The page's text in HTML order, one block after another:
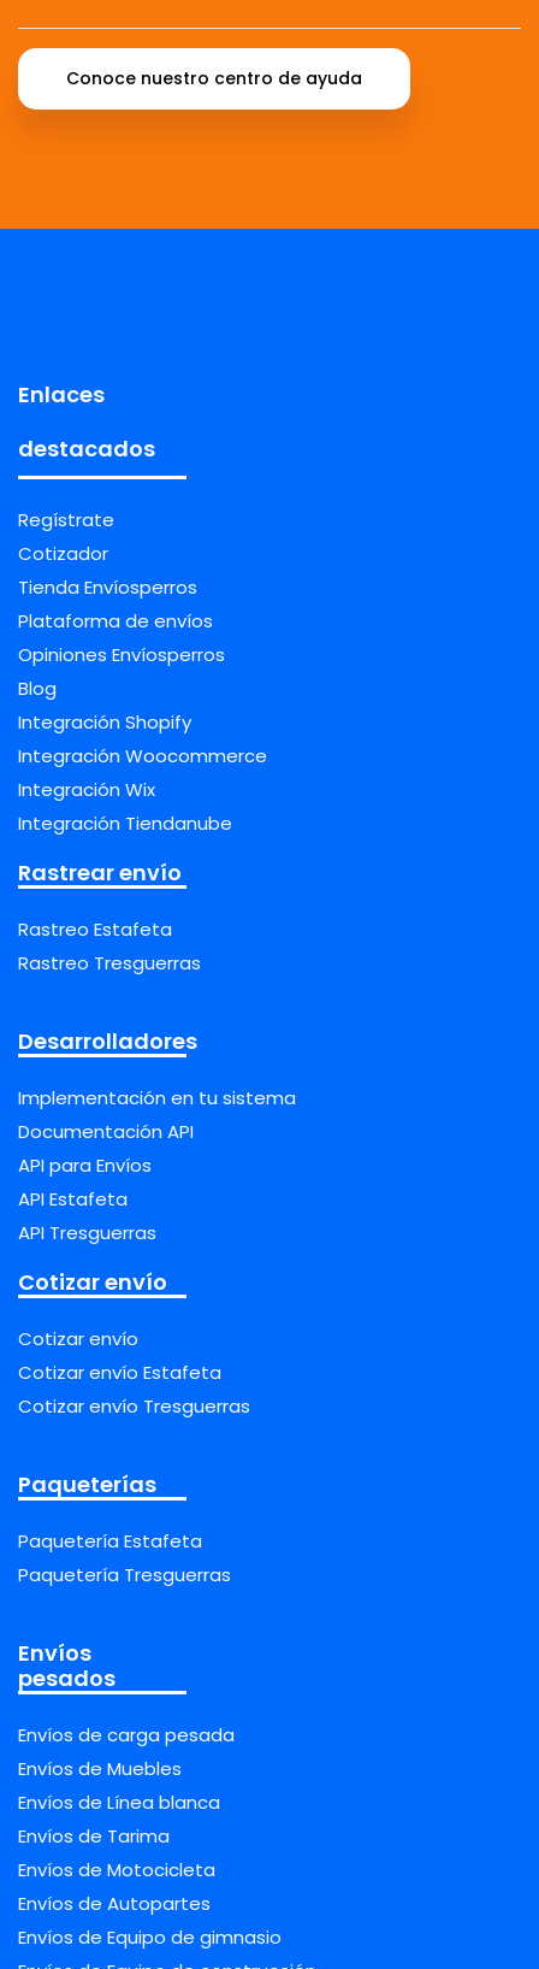
Conoce nuestro centro de ayuda
Enlaces
destacados
Regístrate
Cotizador
Tienda Envíosperros
Plataforma de envíos
Opiniones Envíosperros
Blog
Integración Shopify
Integración Woocommerce
Integración Wix
Integración Tiendanube
Rastrear envío
Rastreo Estafeta
Rastreo Tresguerras
Desarrolladores
Implementación en tu sistema
Documentación API
API para Envíos
API Estafeta
API Tresguerras
Cotizar envío
Cotizar envío
Cotizar envío Estafeta
Cotizar envío Tresguerras
Paqueterías
Paquetería Estafeta
Paquetería Tresguerras
Envíos
pesados
Envíos de carga pesada
Envíos de Muebles
Envíos de Línea blanca
Envíos de Tarima
Envíos de Motocicleta
Envíos de Autopartes
Envíos de Equipo de gimnasio